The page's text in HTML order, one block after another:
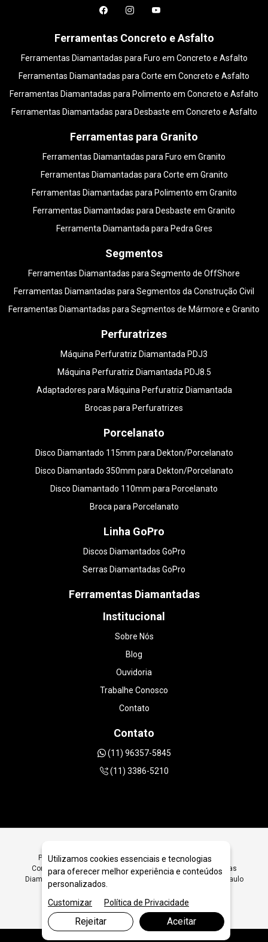
Ferramentas Concreto e Asfalto
Ferramentas Diamantadas para Furo em Concreto e Asfalto
Ferramentas Diamantadas para Corte em Concreto e Asfalto
Ferramentas Diamantadas para Polimento em Concreto e Asfalto
Ferramentas Diamantadas para Desbaste em Concreto e Asfalto
Ferramentas para Granito
Ferramentas Diamantadas para Furo em Granito
Ferramentas Diamantadas para Corte em Granito
Ferramentas Diamantadas para Polimento em Granito
Ferramentas Diamantadas para Desbaste em Granito
Ferramenta Diamantada para Pedra Gres
Segmentos
Ferramentas Diamantadas para Segmento de OffShore
Ferramentas Diamantadas para Segmentos da Construção Civil
Ferramentas Diamantadas para Segmentos de Mármore e Granito
Perfuratrizes
Máquina Perfuratriz Diamantada PDJ3
Máquina Perfuratriz Diamantada PDJ8.5
Adaptadores para Máquina Perfuratriz Diamantada
Brocas para Perfuratrizes
Porcelanato
Disco Diamantado 115mm para Dekton/Porcelanato
Disco Diamantado 350mm para Dekton/Porcelanato
Disco Diamantado 110mm para Porcelanato
Broca para Porcelanato
Linha GoPro
Discos Diamantados GoPro
Serras Diamantadas GoPro
Ferramentas Diamantadas
Institucional
Sobre Nós
Blog
Ouvidoria
Trabalhe Conosco
Contato
Contato
(11) 96357-5845
(11) 3386-5210
Procurando Ferramentas Diamantadas para Desbaste em
Concreto e Asfalto em São Paulo? Encontre Aqui Ferramentas
Diamantadas para Desbaste em Concreto e Asfalto em São Paulo
Utilizamos cookies essenciais e tecnologias
para oferecer melhor experiência e conteúdos
personalizados.
Customizar
Política de Privacidade
Rejeitar Aceitar